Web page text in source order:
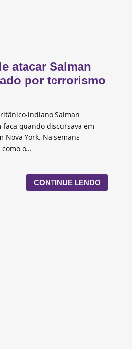
atacar Salman
por terrorismo
indiano Salman
quando discursava em
Nova York. Na semana
o...
CONTINUE LENDO